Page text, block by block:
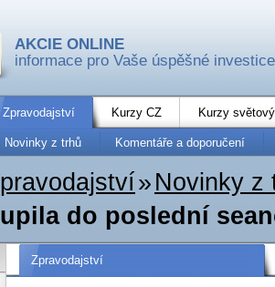
AKCIE ONLINE
informace pro Vaše úspěšné investice
Zpravodajství Kurzy CZ Kurzy
Novinky z trhů Komentáře a doporučení
» Novinky z
do poslední
Zpravodajství